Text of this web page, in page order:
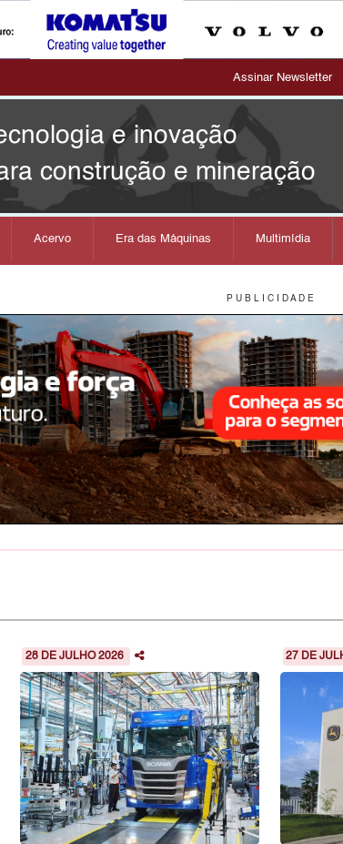
Assinar Newsletter
e inovação
construção e mineração
Acervo Era das Máquinas Multimídia
P U B L I C I D A D E
28 DE JULHO 2026 27 DE